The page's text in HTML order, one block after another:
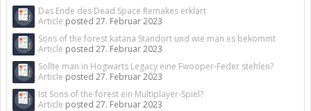
Das Ende des Dead Space Remakes erklärt
Article posted 27. Februar 2023
Sons of the forest katana Standort und wie man es bekommt
Article posted 27. Februar 2023
Sollte man in Hogwarts Legacy eine Fwooper-Feder stehlen?
Article posted 27. Februar 2023
Ist Sons of the forest ein Multiplayer-Spiel?
Article posted 27. Februar 2023